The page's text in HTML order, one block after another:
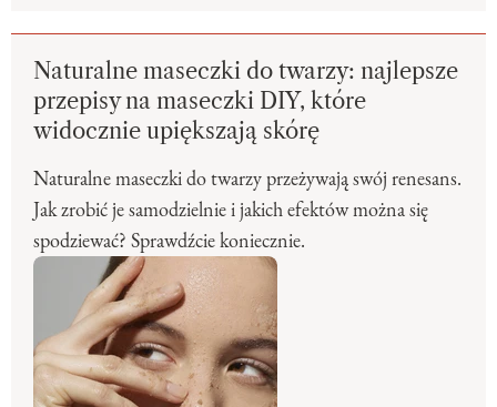
Naturalne maseczki do twarzy: najlepsze
przepisy na maseczki DIY, które
widocznie upiększają skórę
Naturalne maseczki do twarzy przeżywają swój renesans.
Jak zrobić je samodzielnie i jakich efektów można się
spodziewać? Sprawdźcie koniecznie.